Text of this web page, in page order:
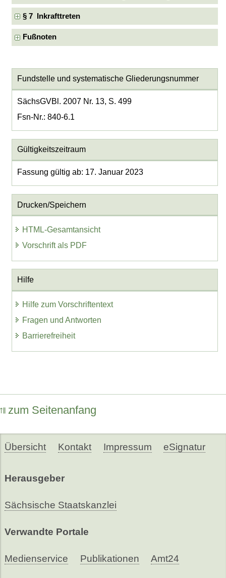
§ 7 Inkrafttreten
Fußnoten
Fundstelle und systematische Gliederungsnummer
SächsGVBl. 2007 Nr. 13, S. 499
Fsn-Nr.: 840-6.1
Gültigkeitszeitraum
Fassung gültig ab: 17. Januar 2023
Drucken/Speichern
HTML-Gesamtansicht
Vorschrift als PDF
Hilfe
Hilfe zum Vorschriftentext
Fragen und Antworten
Barrierefreiheit
zum Seitenanfang
Übersicht Kontakt Impressum eSignatur
Herausgeber
Sächsische Staatskanzlei
Verwandte Portale
Medienservice Publikationen Amt24